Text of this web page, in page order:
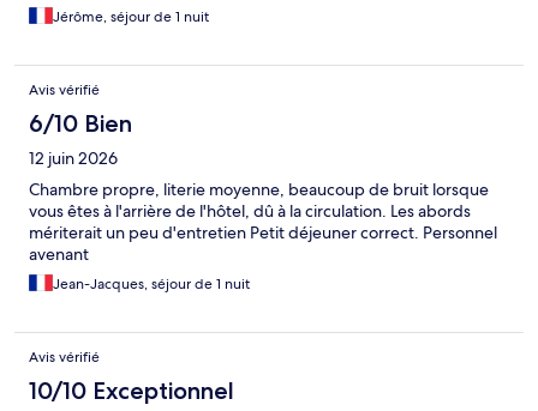
Jérôme, séjour de 1 nuit
Avis vérifié
6/10 Bien
12 juin 2026
Chambre propre, literie moyenne, beaucoup de bruit lorsque
vous êtes à l'arrière de l'hôtel, dû à la circulation. Les abords
mériterait un peu d'entretien Petit déjeuner correct. Personnel
avenant
Jean-Jacques, séjour de 1 nuit
Avis vérifié
10/10 Exceptionnel